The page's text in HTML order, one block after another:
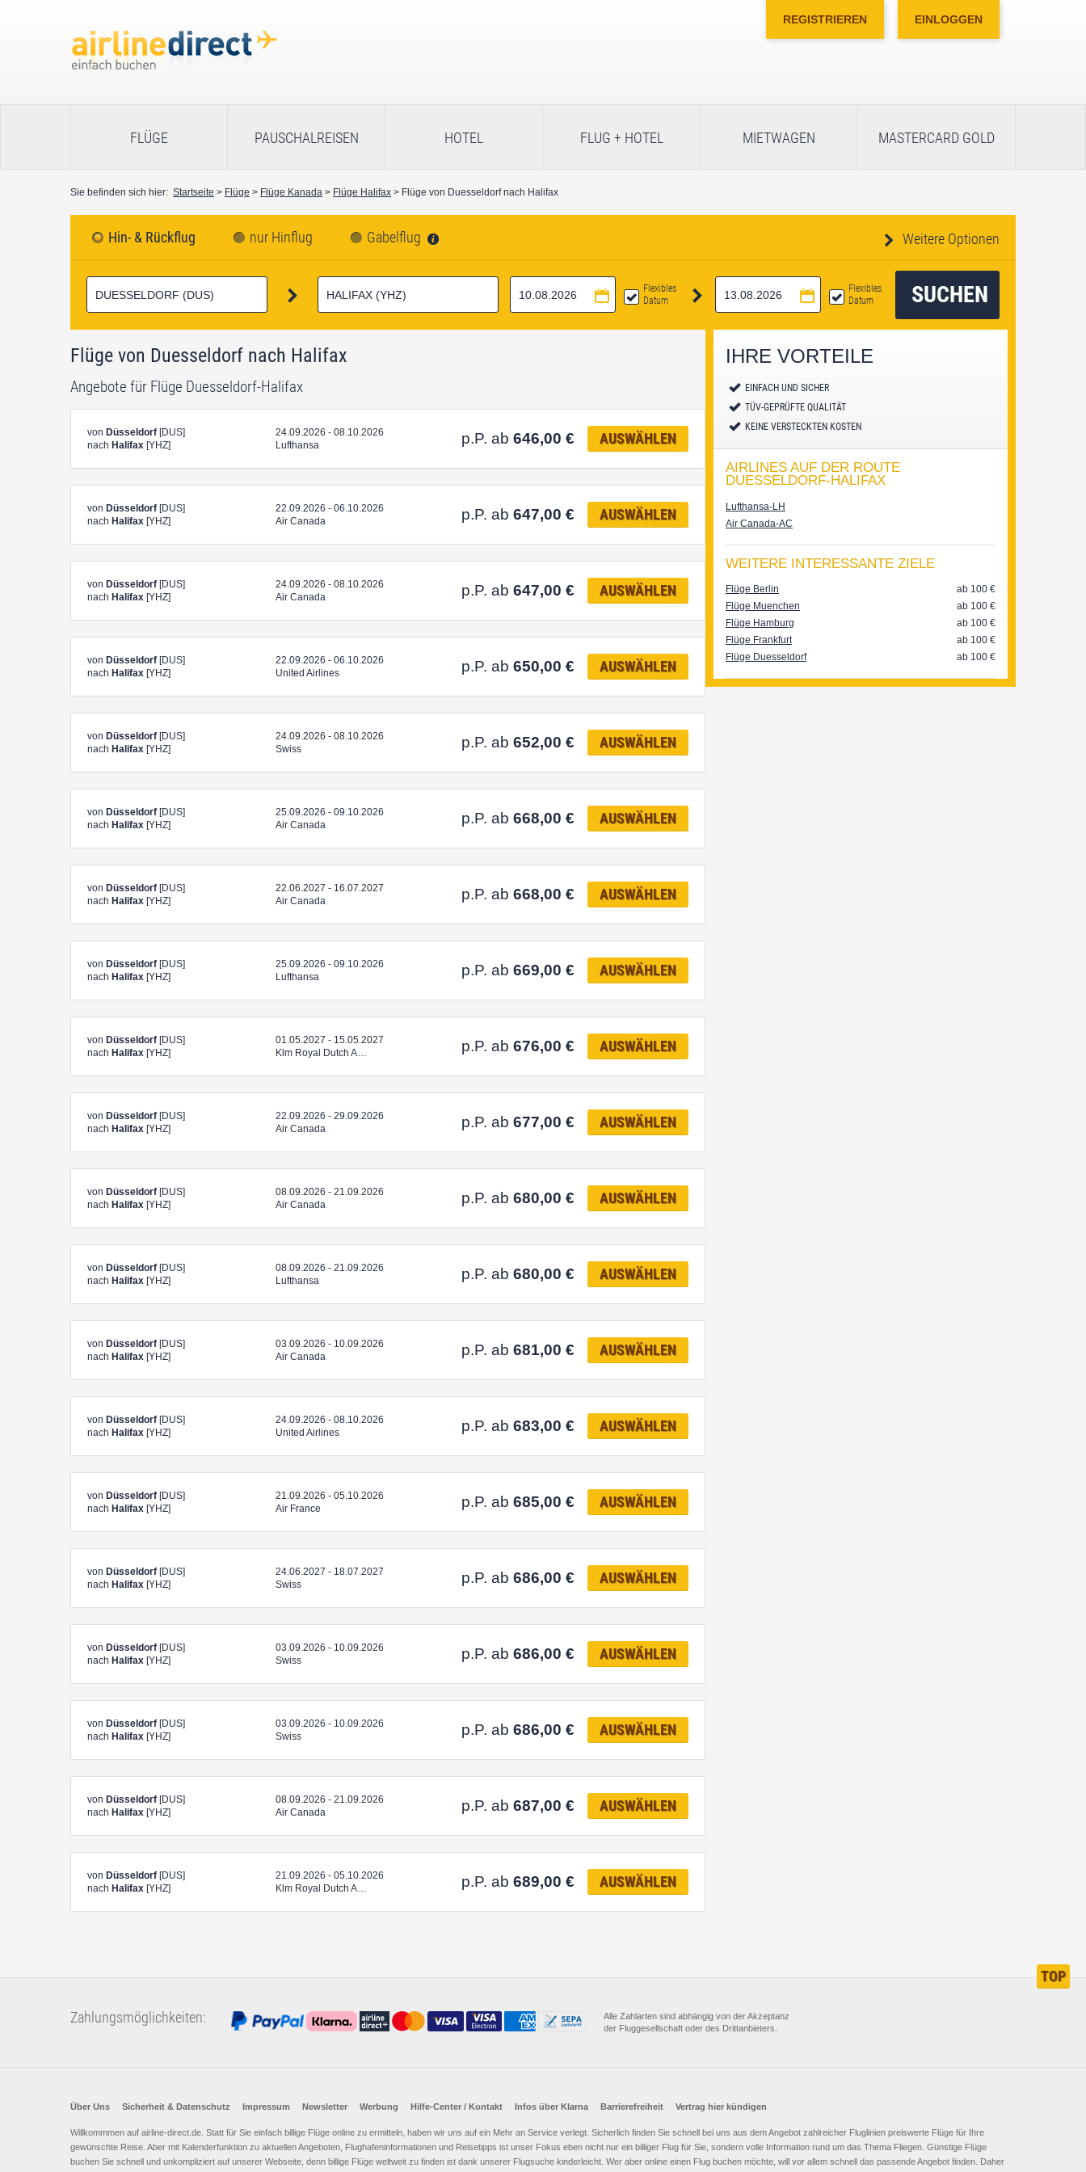
REGISTRIEREN EINLOGGEN
FLÜGE PAUSCHALREISEN HOTEL FLUG + HOTEL MIETWAGEN MASTERCARD GOLD
Sie befinden sich hier: Startseite > Flüge > Flüge Kanada > Flüge Halifax > Flüge von Duesseldorf nach Halifax
Hin- & Rückflug nur Hinflug Gabelflug Weitere Optionen
Flexibles
Datum
Flexibles
Datum
SUCHEN
Flüge von Duesseldorf nach Halifax
Angebote für Flüge Duesseldorf-Halifax
von Düsseldorf [DUS]
nach Halifax [YHZ]
24.09.2026 - 08.10.2026
Lufthansa
p.P. ab 646,00 € AUSWÄHLEN
von Düsseldorf [DUS]
nach Halifax [YHZ]
22.09.2026 - 06.10.2026
Air Canada
p.P. ab 647,00 € AUSWÄHLEN
von Düsseldorf [DUS]
nach Halifax [YHZ]
24.09.2026 - 08.10.2026
Air Canada
p.P. ab 647,00 € AUSWÄHLEN
von Düsseldorf [DUS]
nach Halifax [YHZ]
22.09.2026 - 06.10.2026
United Airlines
p.P. ab 650,00 € AUSWÄHLEN
von Düsseldorf [DUS]
nach Halifax [YHZ]
24.09.2026 - 08.10.2026
Swiss
p.P. ab 652,00 € AUSWÄHLEN
von Düsseldorf [DUS]
nach Halifax [YHZ]
25.09.2026 - 09.10.2026
Air Canada
p.P. ab 668,00 € AUSWÄHLEN
von Düsseldorf [DUS]
nach Halifax [YHZ]
22.06.2027 - 16.07.2027
Air Canada
p.P. ab 668,00 € AUSWÄHLEN
von Düsseldorf [DUS]
nach Halifax [YHZ]
25.09.2026 - 09.10.2026
Lufthansa
p.P. ab 669,00 € AUSWÄHLEN
von Düsseldorf [DUS]
nach Halifax [YHZ]
01.05.2027 - 15.05.2027
Klm Royal Dutch A…
p.P. ab 676,00 € AUSWÄHLEN
von Düsseldorf [DUS]
nach Halifax [YHZ]
22.09.2026 - 29.09.2026
Air Canada
p.P. ab 677,00 € AUSWÄHLEN
von Düsseldorf [DUS]
nach Halifax [YHZ]
08.09.2026 - 21.09.2026
Air Canada
p.P. ab 680,00 € AUSWÄHLEN
von Düsseldorf [DUS]
nach Halifax [YHZ]
08.09.2026 - 21.09.2026
Lufthansa
p.P. ab 680,00 € AUSWÄHLEN
von Düsseldorf [DUS]
nach Halifax [YHZ]
03.09.2026 - 10.09.2026
Air Canada
p.P. ab 681,00 € AUSWÄHLEN
von Düsseldorf [DUS]
nach Halifax [YHZ]
24.09.2026 - 08.10.2026
United Airlines
p.P. ab 683,00 € AUSWÄHLEN
von Düsseldorf [DUS]
nach Halifax [YHZ]
21.09.2026 - 05.10.2026
Air France
p.P. ab 685,00 € AUSWÄHLEN
von Düsseldorf [DUS]
nach Halifax [YHZ]
24.06.2027 - 18.07.2027
Swiss
p.P. ab 686,00 € AUSWÄHLEN
von Düsseldorf [DUS]
nach Halifax [YHZ]
03.09.2026 - 10.09.2026
Swiss
p.P. ab 686,00 € AUSWÄHLEN
von Düsseldorf [DUS]
nach Halifax [YHZ]
03.09.2026 - 10.09.2026
Swiss
p.P. ab 686,00 € AUSWÄHLEN
von Düsseldorf [DUS]
nach Halifax [YHZ]
08.09.2026 - 21.09.2026
Air Canada
p.P. ab 687,00 € AUSWÄHLEN
von Düsseldorf [DUS]
nach Halifax [YHZ]
21.09.2026 - 05.10.2026
Klm Royal Dutch A…
p.P. ab 689,00 € AUSWÄHLEN
IHRE VORTEILE
EINFACH UND SICHER
TÜV-GEPRÜFTE QUALITÄT
KEINE VERSTECKTEN KOSTEN
AIRLINES AUF DER ROUTE
DUESSELDORF-HALIFAX
Lufthansa-LH
Air Canada-AC
WEITERE INTERESSANTE ZIELE
Flüge Berlin ab 100 €
Flüge Muenchen
ab 100 €
Flüge Hamburg
ab 100 €
Flüge Frankfurt
ab 100 €
Flüge Duesseldorf
ab 100 €
GANZ
TOP
Zahlungsmöglichkeiten:
Alle Zahlarten sind abhängig von der Akzeptanz
der Fluggesellschaft oder des Drittanbieters.
Über Uns Sicherheit & Datenschutz Impressum Newsletter Werbung Hilfe-Center / Kontakt Infos über Klarna Barrierefreiheit Vertrag hier kündigen
Willkommmen auf airline-direct.de. Statt für Sie einfach billige Flüge online zu ermitteln, haben wir uns auf ein Mehr an Service verlegt. Sicherlich finden Sie schnell bei uns aus dem Angebot zahlreicher Fluglinien preiswerte Flüge für Ihre
gewünschte Reise. Aber mit Kalenderfunktion zu aktuellen Angeboten, Flughafeninformationen und Reisetipps ist unser Fokus eben nicht nur ein billiger Flug für Sie, sondern volle Information rund um das Thema Fliegen. Günstige Flüge
buchen Sie schnell und unkompliziert auf unserer Webseite, denn billige Flüge weltweit zu finden ist dank unserer Flugsuche kinderleicht. Wer aber online einen Flug buchen möchte, will vor allem schnell das passende Angebot finden. Daher